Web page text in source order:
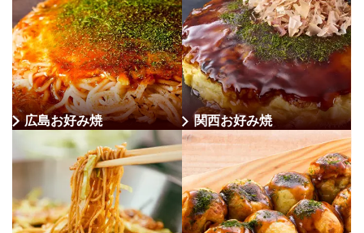
広島お好み焼 関西お好み焼